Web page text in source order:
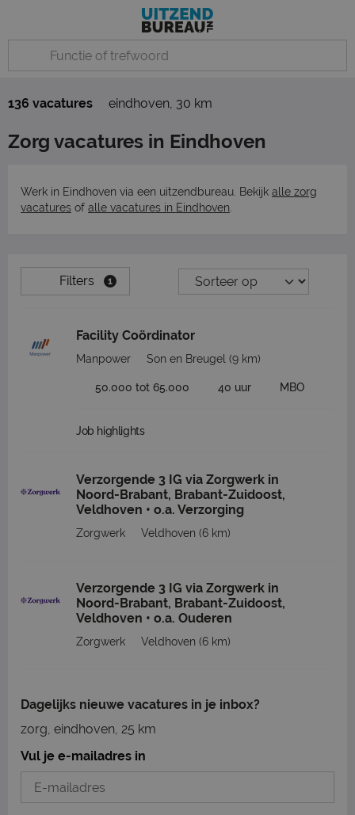
136 vacatures eindhoven, 30 km
Zorg vacatures in Eindhoven
Werk in Eindhoven via een uitzendbureau. Bekijk alle zorg
vacatures of alle vacatures in Eindhoven
Filters 1
Facility Coördinator
Manpower Son en Breugel (9 km)
50.000 tot 65.000 40 uur MBO
Job highlights
Verzorgende 3 IG via Zorgwerk in
Noord-Brabant, Brabant-Zuidoost,
Veldhoven • o.a. Verzorging
Zorgwerk Veldhoven (6 km)
Verzorgende 3 IG via Zorgwerk in
Noord-Brabant, Brabant-Zuidoost,
Veldhoven • o.a. Ouderen
Zorgwerk Veldhoven (6 km)
Dagelijks nieuwe vacatures in je inbox?
zorg, eindhoven, 25 km
Vul je e-mailadres in